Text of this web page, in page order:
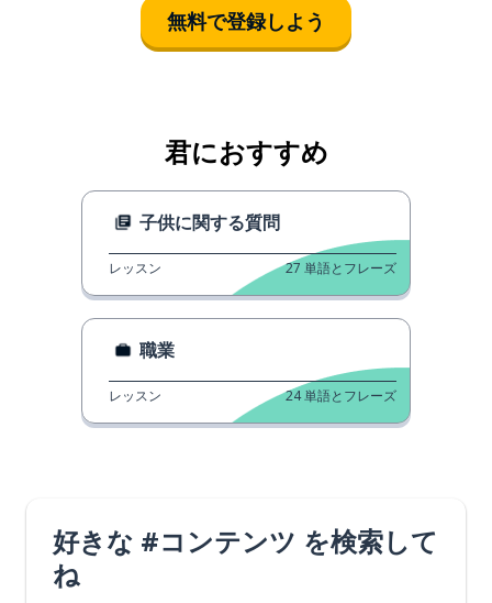
無料で登録しよう
君におすすめ
子供に関する質問
レッスン 27 単語とフレーズ
職業
レッスン 24単語とフレーズ
好きな #コンテンツ を検索して
ね